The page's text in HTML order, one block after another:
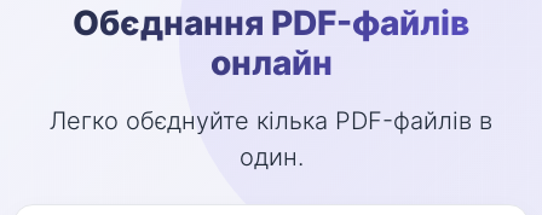
Обєднання PDF-файлів
онлайн
Легко обєднуйте кілька PDF-файлів в
один.